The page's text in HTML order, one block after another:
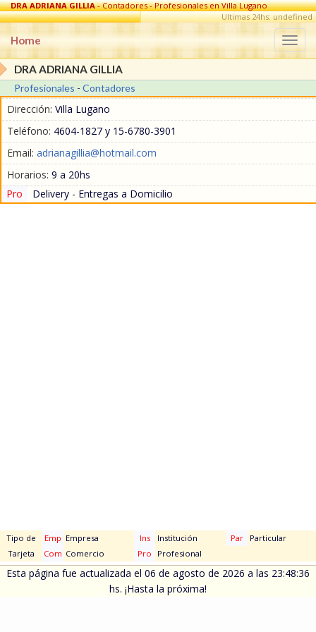
DRA ADRIANA GILLIA- Contadores - Profesionales en Villa Lugano
Ultimas 24hs: undefined
Home
DRA ADRIANA GILLIA
Profesionales - Contadores
Dirección: Villa Lugano
Teléfono: 4604-1827 y 15-6780-3901
Email: adrianagillia@hotmail.com
Horarios: 9 a 20hs
Pro
Delivery - Entregas a Domicilio
Tipo de
Tarjeta
Emp Empresa Ins Institución Par
Particular
Com Comercio Pro Profesional
Esta página fue actualizada el 06 de agosto de 2026 a las 23:48:36
hs. ¡Hasta la próxima!